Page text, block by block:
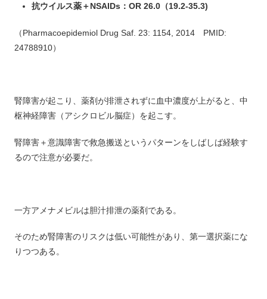
抗ウイルス薬＋NSAIDs：OR 26.0（19.2-35.3)
（Pharmacoepidemiol Drug Saf. 23: 1154, 2014 PMID:
24788910）
腎障害が起こり、薬剤が排泄されずに血中濃度が上がると、中
枢神経障害（アシクロビル脳症）を起こす。
腎障害＋意識障害で救急搬送というパターンをしばしば経験す
るので注意が必要だ。
一方アメナメビルは胆汁排泄の薬剤である。
そのため腎障害のリスクは低い可能性があり、第一選択薬にな
りつつある。